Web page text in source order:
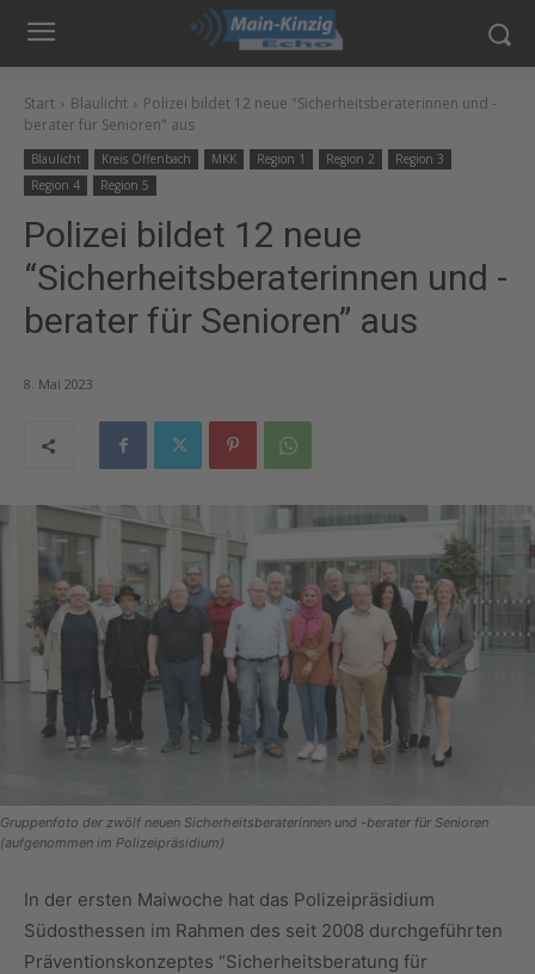
Start Blaulicht
Polizei bildet 12 neue "Sicherheitsberaterinnen und -
berater für Senioren" aus
Blaulicht Kreis Offenbach MKK Region 1 Region 2
Region 3
Region 4
Region 5
Polizei bildet 12 neue
“Sicherheitsberaterinnen und -
berater für Senioren” aus
8. Mai 2023
Gruppenfoto der zwölf neuen Sicherheitsberaterinnen und -berater für Senioren
(aufgenommen im Polizeipräsidium)
In der ersten Maiwoche hat das Polizeipräsidium
Südosthessen im Rahmen des seit 2008 durchgeführten
Präventionskonzeptes “Sicherheitsberatung für